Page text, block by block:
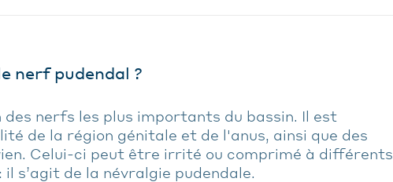
nerf pudendal ?
des nerfs les plus importants du bassin. Il est
de la région génitale et de l'anus, ainsi que des
Celui-ci peut être irrité ou comprimé à différents
s’agit de la névralgie pudendale.